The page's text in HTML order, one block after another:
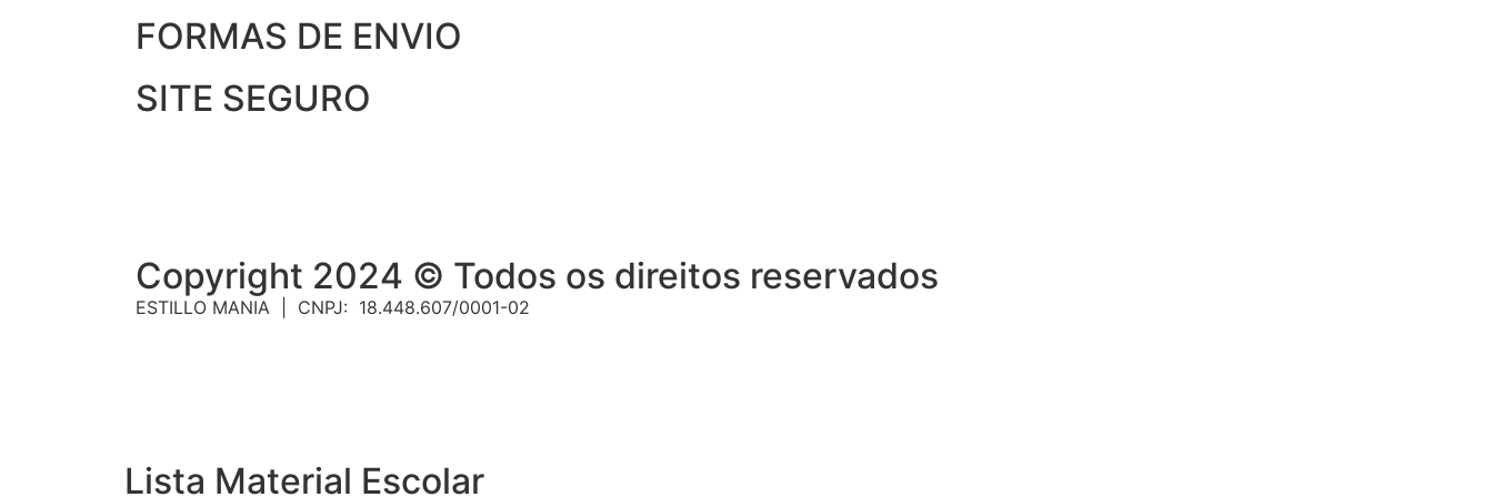
FORMAS DE ENVIO
SITE SEGURO
Copyright 2024 © Todos os direitos reservados
ESTILLO MANIA | CNPJ: 18.448.607/0001-02
Lista Material Escolar